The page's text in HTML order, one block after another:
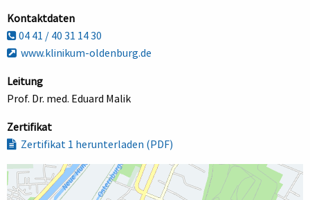
Kontaktdaten
04 41 / 40 31 14 30
www.klinikum-oldenburg.de
Leitung
Prof. Dr. med. Eduard Malik
Zertifikat
Zertifikat 1 herunterladen (PDF)